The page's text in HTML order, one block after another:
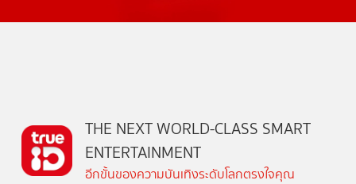
THE NEXT WORLD-CLASS SMART
ENTERTAINMENT
อีกขั้นของความบันเทิงระดับโลกตรงใจคุณ